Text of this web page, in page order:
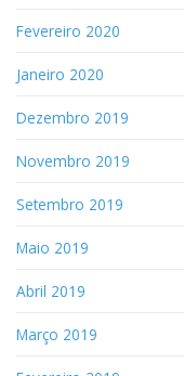
Fevereiro 2020
Janeiro 2020
Dezembro 2019
Novembro 2019
Setembro 2019
Maio 2019
Abril 2019
Março 2019